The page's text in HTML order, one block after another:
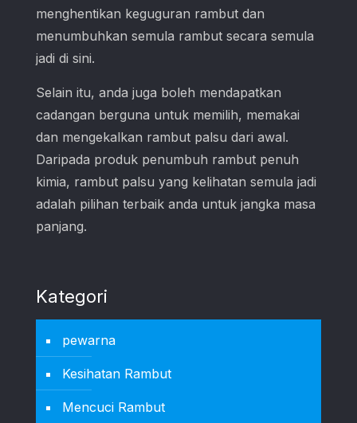
menghentikan keguguran rambut dan
menumbuhkan semula rambut secara semula
jadi di sini.
Selain itu, anda juga boleh mendapatkan
cadangan berguna untuk memilih, memakai
dan mengekalkan rambut palsu dari awal.
Daripada produk penumbuh rambut penuh
kimia, rambut palsu yang kelihatan semula jadi
adalah pilihan terbaik anda untuk jangka masa
panjang.
Kategori
pewarna
Kesihatan Rambut
Mencuci Rambut